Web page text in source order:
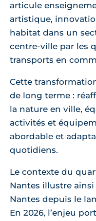
articule
artistique,
habitat dans un
centre-ville par les
transports en
Cette
de long terme :
la nature en ville,
activités et
abordable et
quotidiens.
Le contexte du
Nantes illustre
Nantes depuis le
En 2026, l’enjeu